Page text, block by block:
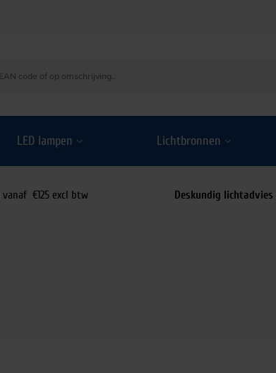
LED lampen Lichtbronnen
vanaf €125 excl btw Deskundig lichtadvies